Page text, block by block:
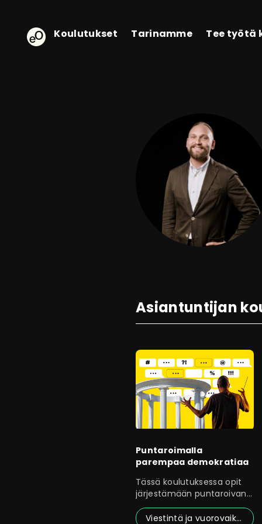
eOppiva - Etusivulle
Koulutukset Tarinamme Tee työtä
Asiantuntijan
Puntaroimalla
parempaa demokratiaa
Tässä koulutuksessa opit
järjestämään puntaroivan
kansalaiskeskustelun
Viestintä ja vuorovaikutus